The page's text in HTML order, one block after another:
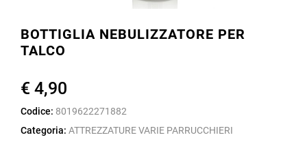
BOTTIGLIA NEBULIZZATORE PER
TALCO
€ 4,90
Codice: 8019622271882
Categoria: ATTREZZATURE VARIE PARRUCCHIERI